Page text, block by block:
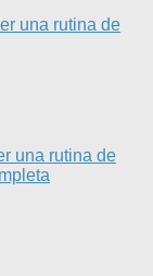
una rutina de
una rutina de